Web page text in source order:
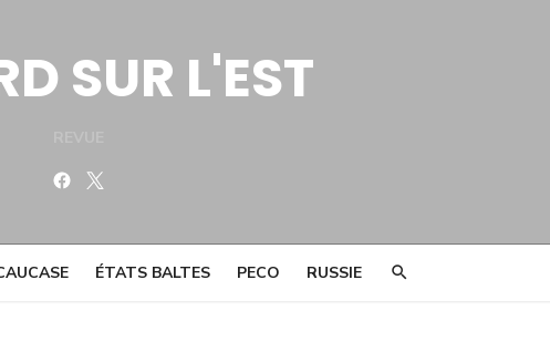
SUR L'EST
Facebook
ÉTATS BALTES PECO RUSSIE